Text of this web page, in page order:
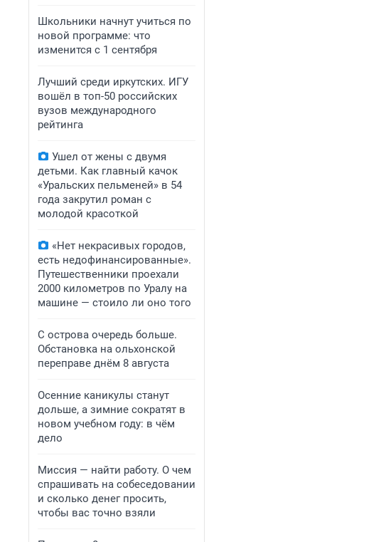
Школьники начнут учиться по
новой программе: что
изменится с 1 сентября
Лучший среди иркутских. ИГУ
вошёл в топ-50 российских
вузов международного
рейтинга
Ушел от жены с двумя
детьми. Как главный качок
«Уральских пельменей» в 54
года закрутил роман с
молодой красоткой
«Нет некрасивых городов,
есть недофинансированные».
Путешественники проехали
2000 километров по Уралу на
машине — стоило ли оно того
С острова очередь больше.
Обстановка на ольхонской
переправе днём 8 августа
Осенние каникулы станут
дольше, а зимние сократят в
новом учебном году: в чём
дело
Миссия — найти работу. О чем
спрашивать на собеседовании
и сколько денег просить,
чтобы вас точно взяли